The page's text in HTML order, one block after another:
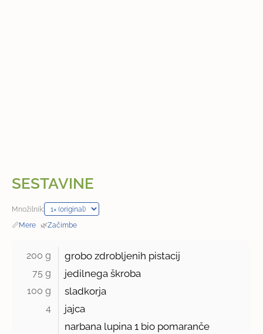
SESTAVINE
Množilnik:
📏Mere · 🌿Začimbe
200 g grobo zdrobljenih pistacij
75 g jedilnega škroba
100 g sladkorja
4
jajca
narbana lupina1 bio pomaranče